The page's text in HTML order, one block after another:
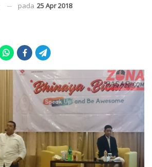
pada 25 Apr 2018